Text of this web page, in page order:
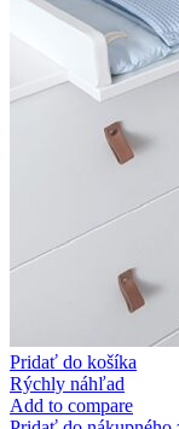
Pridať do košíka
Rýchly náhľad
Add to compare